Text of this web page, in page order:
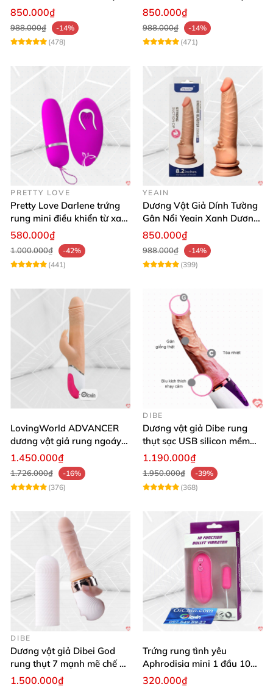
thật
850.000₫
988.000₫
-14%
(478)
850.000₫
988.000₫
-14%
(471)
PRETTY LOVE
Pretty Love Darlene trứng
rung mini điều khiển từ xa
12 chế độ rung mạnh
580.000₫
1.000.000₫
-42%
(441)
YEAIN
Dương Vật Giả Dính Tường
Gân Nổi Yeain Xanh Dương
8.2 Siêu Thật
850.000₫
988.000₫
-14%
(399)
LovingWorld ADVANCER
dương vật giả rung ngoáy
thụt 7 chế độ
1.450.000₫
1.726.000₫
-16%
(376)
DIBE
Dương vật giả Dibe rung
thụt sạc USB silicon mềm
mại thật
1.190.000₫
1.950.000₫
-39%
(368)
DIBE
Dương vật giả Dibei God
rung thụt 7 mạnh mẽ chế độ
tỏa nhiệt
1.500.000₫
Trứng rung tình yêu
Aphrodisia mini 1 đầu 10
chế độ rung đa năng
320.000₫